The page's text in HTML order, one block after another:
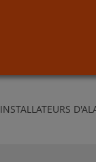
INSTALLATEURS